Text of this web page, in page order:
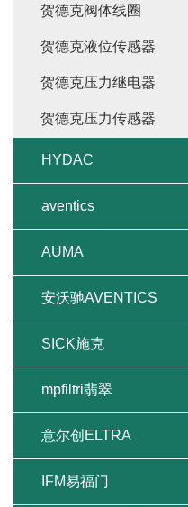
贺德克阀体线圈
贺德克液位传感器
贺德克压力继电器
贺德克压力传感器
HYDAC
aventics
AUMA
安沃驰AVENTICS
SICK施克
mpfiltri翡翠
意尔创ELTRA
IFM易福门